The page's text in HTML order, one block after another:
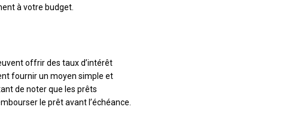
à votre budget.
offrir des taux d’intérêt
fournir un moyen simple et
de noter que les prêts
le prêt avant l’échéance.